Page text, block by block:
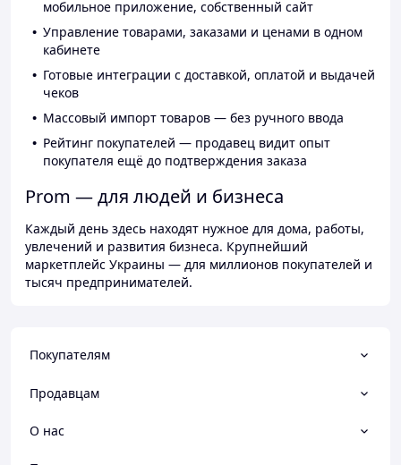
мобильное приложение, собственный сайт
Управление товарами, заказами и ценами в одном
кабинете
Готовые интеграции с доставкой, оплатой и выдачей
чеков
Массовый импорт товаров — без ручного ввода
Рейтинг покупателей — продавец видит опыт
покупателя ещё до подтверждения заказа
Prom — для людей и бизнеса
Каждый день здесь находят нужное для дома, работы,
увлечений и развития бизнеса. Крупнейший
маркетплейс Украины — для миллионов покупателей и
тысяч предпринимателей.
Покупателям
Продавцам
О нас